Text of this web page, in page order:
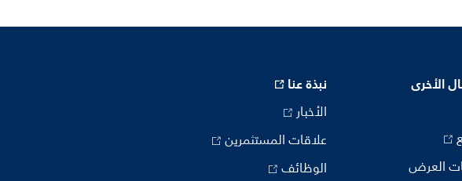
الأخرى
العرض
نبذة عنا
الأخبار
علاقات المستثمرين
الوظائف